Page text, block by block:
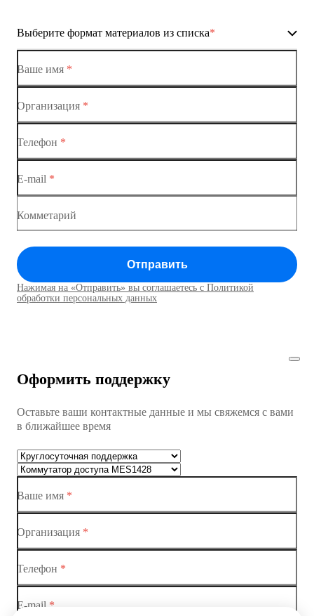
Коммутаторы доступа
Коммутатор доступа MES1428-04
Выберите формат материалов из списка*
Ethernet-коммутаторы
Коммутатор доступа MES1428
Коммутаторы доступа01
Коммутатор доступа MES1428
Коммутатор доступа MES1428
Коммутаторы доступа
Коммутатор доступа MES1428-02
Ваше имя *
Организация *
Телефон *
E-mail *
Комметарий
Отправить
Нажимая на «Отправить» вы соглашаетесь с Политикой
обработки персональных данных
Оформить поддержку
Оставьте ваши контактные данные и мы свяжемся с вами
в ближайшее время
Ваше имя *
Организация *
Телефон *
E-mail *